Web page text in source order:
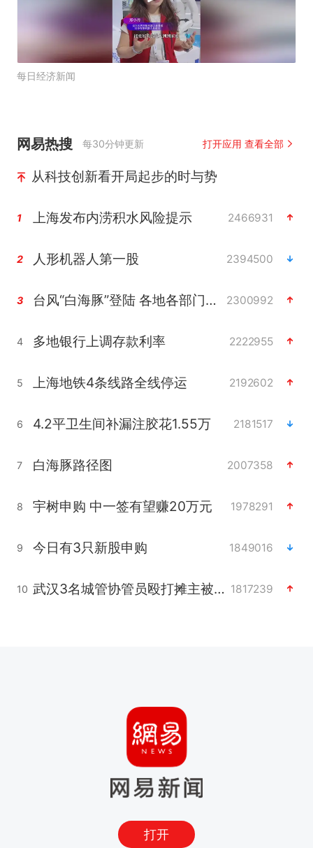
每日经济新闻
网易热搜 每30分钟更新 打开应用 查看全部
从科技创新看开局起步的时与势
1 上海发布内涝积水风险提示 2466931
2 人形机器人第一股 2394500
3 台风“白海豚”登陆 各地各部门全力应对 2300992
4 多地银行上调存款利率 2222955
5 上海地铁4条线路全线停运 2192602
6 4.2平卫生间补漏注胶花1.55万 2181517
7 白海豚路径图 2007358
8 宇树申购 中一签有望赚20万元 1978291
9 今日有3只新股申购 1849016
10 武汉3名城管协管员殴打摊主被刑拘 1817239
打开